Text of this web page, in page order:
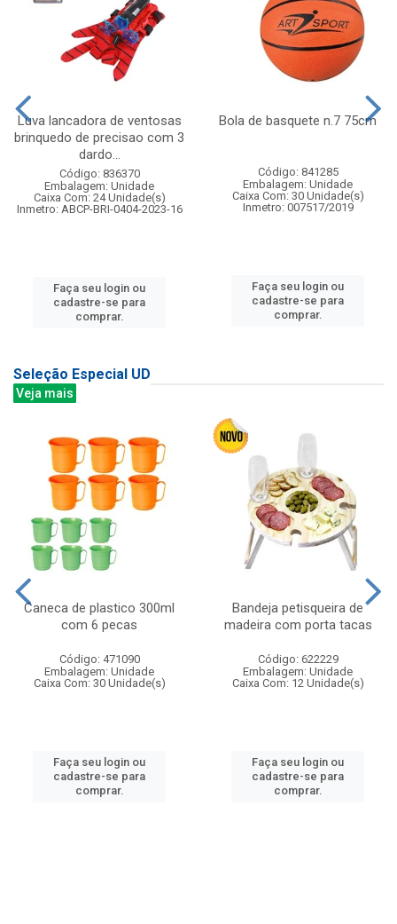
Luva lancadora de ventosas
brinquedo de precisao com 3
dardo...
Código: 836370
Embalagem: Unidade
Caixa Com: 24 Unidade(s)
Inmetro: ABCP-BRI-0404-2023-16
Faça seu login ou
cadastre-se para
comprar.
Bola de basquete n.7 75cm
Código: 841285
Embalagem: Unidade
Caixa Com: 30 Unidade(s)
Inmetro: 007517/2019
Faça seu login ou
cadastre-se para
comprar.
Seleção Especial UD
Veja mais
Caneca de plastico 300ml
com 6 pecas
Código: 471090
Embalagem: Unidade
Caixa Com: 30 Unidade(s)
Faça seu login ou
cadastre-se para
comprar.
Bandeja petisqueira de
madeira com porta tacas
Código: 622229
Embalagem: Unidade
Caixa Com: 12 Unidade(s)
Faça seu login ou
cadastre-se para
comprar.